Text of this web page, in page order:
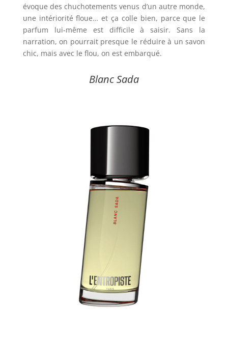
évoque des chuchotements venus d’un autre monde,
une intériorité floue… et ça colle bien, parce que le
parfum lui-même est difficile à saisir. Sans la
narration, on pourrait presque le réduire à un savon
chic, mais avec le flou, on est embarqué.
Blanc Sada